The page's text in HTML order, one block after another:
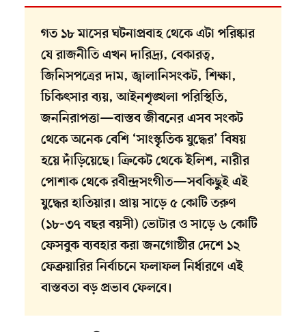
গত ১৮ মাসের ঘটনাপ্রবাহ থেকে এটা পরিষ্কার
যে রাজনীতি এখন দারিদ্র্য, বেকারত্ব,
জিনিসপত্রের দাম, জ্বালানিসংকট, শিক্ষা,
চিকিৎসার ব্যয়, আইনশৃঙ্খলা পরিস্থিতি,
জননিরাপত্তা—বাস্তব জীবনের এসব সংকট
থেকে অনেক বেশি ‘সাংস্কৃতিক যুদ্ধের’ বিষয়
হয়ে দাঁড়িয়েছে। ক্রিকেট থেকে ইলিশ, নারীর
পোশাক থেকে রবীন্দ্রসংগীত—সবকিছুই এই
যুদ্ধের হাতিয়ার। প্রায় সাড়ে ৫ কোটি তরুণ
(১৮-৩৭ বছর বয়সী) ভোটার ও সাড়ে ৬ কোটি
ফেসবুক ব্যবহার করা জনগোষ্ঠীর দেশে ১২
ফেব্রুয়ারির নির্বাচনে ফলাফল নির্ধারণে এই
বাস্তবতা বড় প্রভাব ফেলবে।